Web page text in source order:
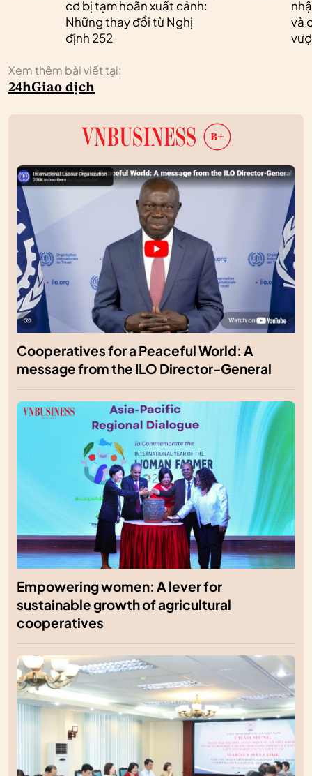
cơ bị tạm hoãn xuất cảnh:
Những thay đổi từ Nghị
định 252
và
Xem thêm bài viết tại:
24hGiao dịch
Cooperatives for a Peaceful World: A
message from the ILO Director-General
Empowering women: A lever for
sustainable growth of agricultural
cooperatives